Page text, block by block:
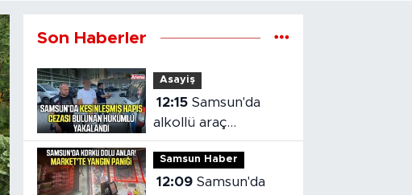
Son Haberler
Asayiş
12:15 Samsun'da
alkollü araç
kullanmaktan aranan
hükümlü cezaevine
gönderildi
Samsun Haber
12:09 Samsun'da